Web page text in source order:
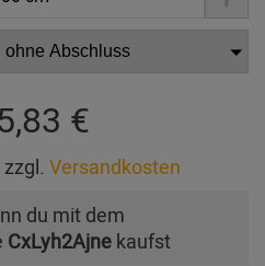
€
Versandkosten
du mit dem
CxLyh2Ajne kaufst